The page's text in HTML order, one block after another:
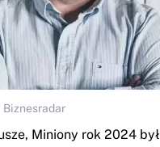
Biznesradar
Miniony rok 2024 był